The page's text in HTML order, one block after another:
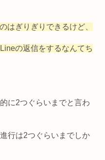
はぎりぎりできるけど、
の返信をするなんてち
に2つぐらいまでと言わ
行は2つぐらいまでしか